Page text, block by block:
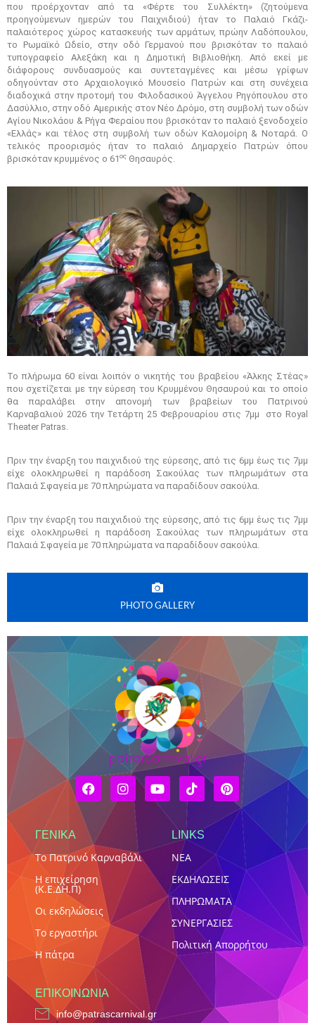
που προέρχονταν από τα «Φέρτε του Συλλέκτη» (ζητούμενα
προηγούμενων ημερών του Παιχνιδιού) ήταν το Παλαιό Γκάζι-
παλαιότερος χώρος κατασκευής των αρμάτων, πρώην Λαδόπουλου,
το Ρωμαϊκό Ωδείο, στην οδό Γερμανού που βρισκόταν το παλαιό
τυπογραφείο Αλεξάκη και η Δημοτική Βιβλιοθήκη. Από εκεί με
διάφορους συνδυασμούς και συντεταγμένες και μέσω γρίφων
οδηγούνταν στο Αρχαιολογικό Μουσείο Πατρών και στη συνέχεια
διαδοχικά στην προτομή του Φιλοδασικού Άγγελου Ρηγόπουλου στο
Δασύλλιο, στην οδό Αμερικής στον Νέο Δρόμο, στη συμβολή των οδών
Αγίου Νικολάου & Ρήγα Φεραίου που βρισκόταν το παλαιό ξενοδοχείο
«Ελλάς» και τέλος στη συμβολή των οδών Καλομοίρη & Νοταρά. Ο
τελικός προορισμός ήταν το παλαιό Δημαρχείο Πατρών όπου
βρισκόταν κρυμμένος ο 61ος Θησαυρός.
Το πλήρωμα 60 είναι λοιπόν ο νικητής του βραβείου «Άλκης Στέας»
που σχετίζεται με την εύρεση του Κρυμμένου Θησαυρού και το οποίο
θα παραλάβει στην απονομή των βραβείων του Πατρινού
Καρναβαλιού 2026 την Τετάρτη 25 Φεβρουαρίου στις 7μμ στο Royal
Theater Patras.
Πριν την έναρξη του παιχνιδιού της εύρεσης, από τις 6μμ έως τις 7μμ
είχε ολοκληρωθεί η παράδοση Σακούλας των πληρωμάτων στα
Παλαιά Σφαγεία με 70 πληρώματα να παραδίδουν σακούλα.
Πριν την έναρξη του παιχνιδιού της εύρεσης, από τις 6μμ έως τις 7μμ
είχε ολοκληρωθεί η παράδοση Σακούλας των πληρωμάτων στα
Παλαιά Σφαγεία με 70 πληρώματα να παραδίδουν σακούλα.
PHOTO GALLERY
ΓΕΝΙΚΑ
Το Πατρινό Καρναβάλι
Η επιχείρηση
(Κ.Ε.ΔΗ.Π)
Οι εκδηλώσεις
Το εργαστήρι
Η πάτρα
LINKS
NEA
ΕΚΔΗΛΩΣΕΙΣ
ΠΛΗΡΩΜΑΤΑ
ΣΥΝΕΡΓΑΣΙΕΣ
Πολιτική Απορρήτου
ΕΠΙΚΟΙΝΩΝΊΑ
info@patrascarnival.gr